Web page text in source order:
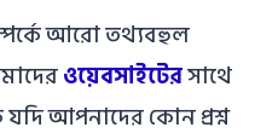
আরো তথ্যবহুল
ওয়েবসাইটেরসাথে
যদি আপনাদের কোন প্রশ্ন